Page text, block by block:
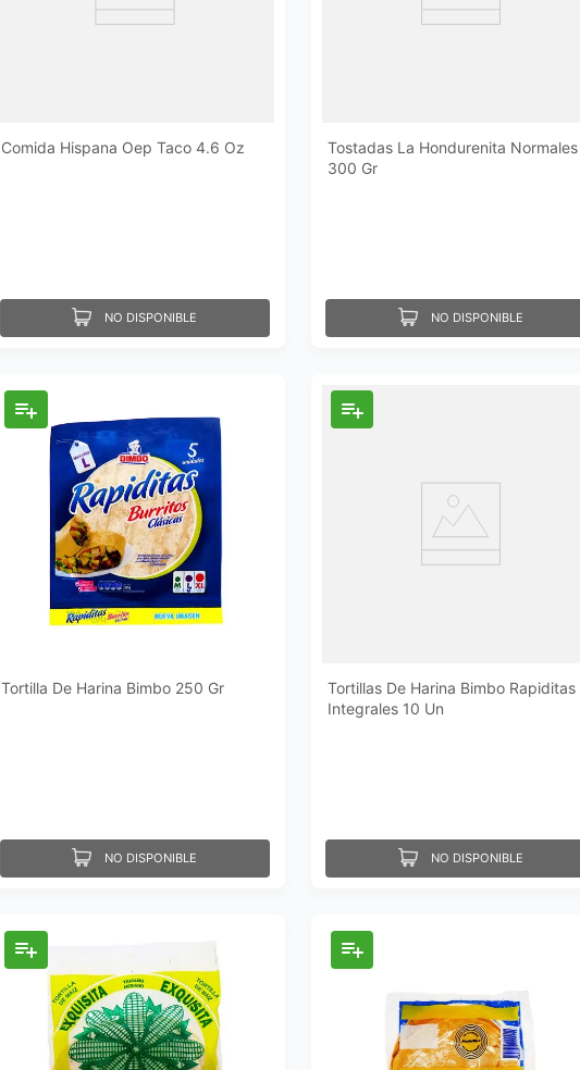
Comida Hispana Oep Taco 4.6 Oz
NO DISPONIBLE
Tostadas La Hondurenita Normales
300 Gr
NO DISPONIBLE
Tortilla De Harina Bimbo 250 Gr
NO DISPONIBLE
Tortillas De Harina Bimbo Rapiditas
Integrales 10 Un
NO DISPONIBLE